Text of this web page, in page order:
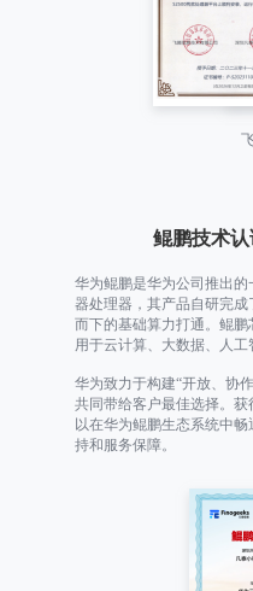
鲲鹏技术认
华为鲲鹏是华为公司推出
器处理器，其产品自研完
而下的基础算力打通。鲲
用于云计算、大数据、人工
华为致力于构建“开放、协
共同带给客户最佳选择。
以在华为鲲鹏生态系统中
持和服务保障。